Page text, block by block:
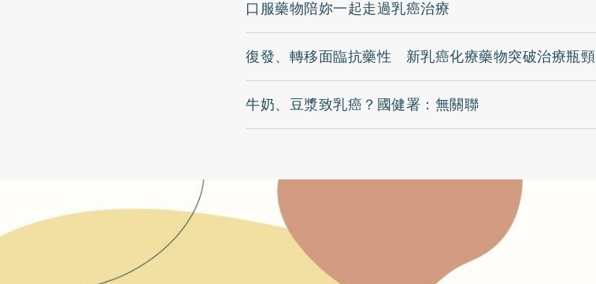
口服藥物陪妳一起走過乳癌治療
復發、轉移面臨抗藥性 新乳癌化療藥物突破治療瓶頸
牛奶、豆漿致乳癌？國健署：無關聯